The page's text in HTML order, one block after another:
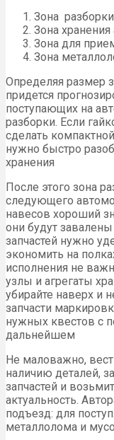
Зона
Зона хранения
Зона для
Зона
Определяя размер
придется
поступающих на
разборки. Если
сделать
нужно быстро
хранения
После этого зона
следующего
навесов хороший
они будут
запчастей нужно
экономить на
исполнения не
узлы и агрегаты
убирайте наверх и
запчасти
нужных квестов с
дальнейшем
Не маловажно,
наличию деталей,
запчастей и
актуальность.
подъезд: для
металлолома и